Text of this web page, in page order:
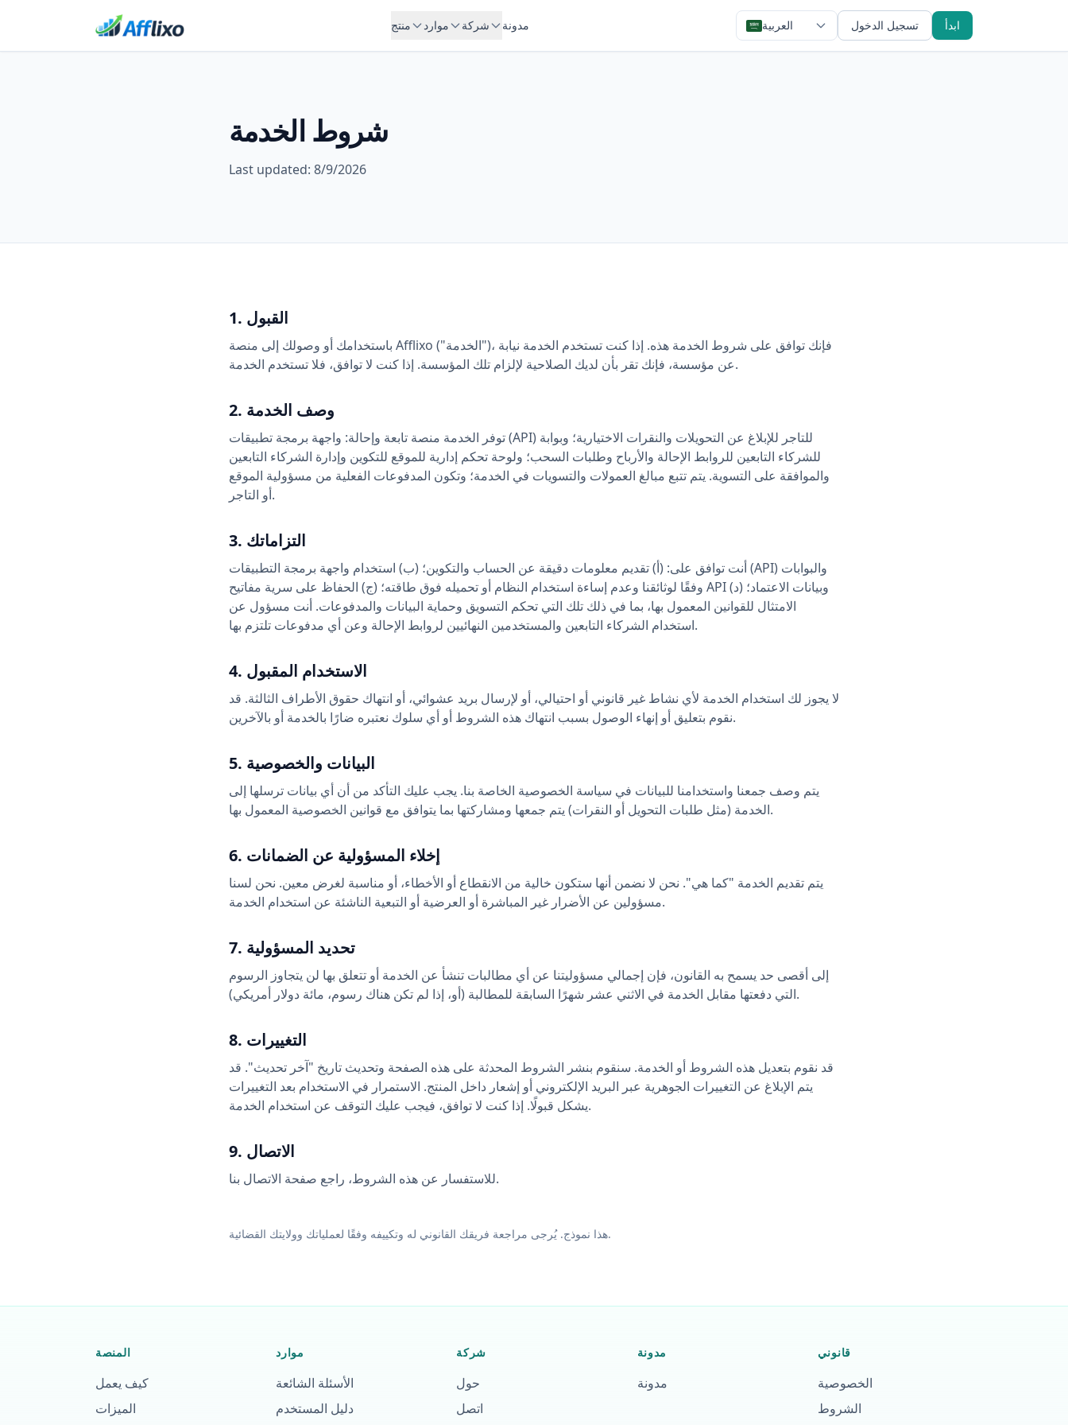
منتج موارد شركة مدونة العربية تسجيل الدخول ابدأ
شروط الخدمة
Last updated: 8/9/2026
1. القبول
باستخدامك أو وصولك إلى منصة Afflixo ("الخدمة")، فإنك توافق على شروط الخدمة هذه. إذا كنت تستخدم الخدمة نيابة
عن مؤسسة، فإنك تقر بأن لديك الصلاحية لإلزام تلك المؤسسة. إذا كنت لا توافق، فلا تستخدم الخدمة.
2. وصف الخدمة
توفر الخدمة منصة تابعة وإحالة: واجهة برمجة تطبيقات (API) للتاجر للإبلاغ عن التحويلات والنقرات الاختيارية؛ وبوابة
للشركاء التابعين للروابط الإحالة والأرباح وطلبات السحب؛ ولوحة تحكم إدارية للموقع للتكوين وإدارة الشركاء التابعين
والموافقة على التسوية. يتم تتبع مبالغ العمولات والتسويات في الخدمة؛ وتكون المدفوعات الفعلية من مسؤولية الموقع
أو التاجر.
3. التزاماتك
أنت توافق على: (أ) تقديم معلومات دقيقة عن الحساب والتكوين؛ (ب) استخدام واجهة برمجة التطبيقات (API) والبوابات
وفقًا لوثائقنا وعدم إساءة استخدام النظام أو تحميله فوق طاقته؛ (ج) الحفاظ على سرية مفاتيح API وبيانات الاعتماد؛ (د)
الامتثال للقوانين المعمول بها، بما في ذلك تلك التي تحكم التسويق وحماية البيانات والمدفوعات. أنت مسؤول عن
استخدام الشركاء التابعين والمستخدمين النهائيين لروابط الإحالة وعن أي مدفوعات تلتزم بها.
4. الاستخدام المقبول
لا يجوز لك استخدام الخدمة لأي نشاط غير قانوني أو احتيالي، أو لإرسال بريد عشوائي، أو انتهاك حقوق الأطراف الثالثة. قد
نقوم بتعليق أو إنهاء الوصول بسبب انتهاك هذه الشروط أو أي سلوك نعتبره ضارًا بالخدمة أو بالآخرين.
5. البيانات والخصوصية
يتم وصف جمعنا واستخدامنا للبيانات في سياسة الخصوصية الخاصة بنا. يجب عليك التأكد من أن أي بيانات ترسلها إلى
الخدمة (مثل طلبات التحويل أو النقرات) يتم جمعها ومشاركتها بما يتوافق مع قوانين الخصوصية المعمول بها.
6. إخلاء المسؤولية عن الضمانات
يتم تقديم الخدمة "كما هي". نحن لا نضمن أنها ستكون خالية من الانقطاع أو الأخطاء، أو مناسبة لغرض معين. نحن لسنا
مسؤولين عن الأضرار غير المباشرة أو العرضية أو التبعية الناشئة عن استخدام الخدمة.
7. تحديد المسؤولية
إلى أقصى حد يسمح به القانون، فإن إجمالي مسؤوليتنا عن أي مطالبات تنشأ عن الخدمة أو تتعلق بها لن يتجاوز الرسوم
التي دفعتها مقابل الخدمة في الاثني عشر شهرًا السابقة للمطالبة (أو، إذا لم تكن هناك رسوم، مائة دولار أمريكي).
8. التغييرات
قد نقوم بتعديل هذه الشروط أو الخدمة. سنقوم بنشر الشروط المحدثة على هذه الصفحة وتحديث تاريخ "آخر تحديث". قد
يتم الإبلاغ عن التغييرات الجوهرية عبر البريد الإلكتروني أو إشعار داخل المنتج. الاستمرار في الاستخدام بعد التغييرات
يشكل قبولًا. إذا كنت لا توافق، فيجب عليك التوقف عن استخدام الخدمة.
9. الاتصال
للاستفسار عن هذه الشروط، راجع صفحة الاتصال بنا.
هذا نموذج. يُرجى مراجعة فريقك القانوني له وتكييفه وفقًا لعملياتك وولايتك القضائية.
المنصة
كيف يعمل
الميزات
موارد
الأسئلة الشائعة
دليل المستخدم
شركة
حول
اتصل
مدونة
مدونة
قانوني
الخصوصية
الشروط